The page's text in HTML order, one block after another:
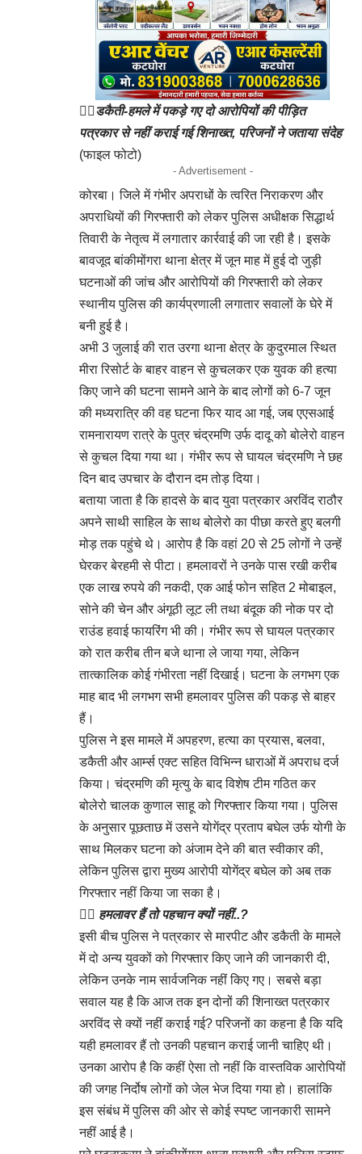
👉🏻डकैती-हमले में पकड़े गए दो आरोपियों की पीड़ित
पत्रकार से नहीं कराई गई शिनाख्त, परिजनों ने जताया संदेह
(फाइल फोटो)
- Advertisement -
कोरबा। जिले में गंभीर अपराधों के त्वरित निराकरण और
अपराधियों की गिरफ्तारी को लेकर पुलिस अधीक्षक सिद्धार्थ
तिवारी के नेतृत्व में लगातार कार्रवाई की जा रही है। इसके
बावजूद बांकीमोंगरा थाना क्षेत्र में जून माह में हुई दो जुड़ी
घटनाओं की जांच और आरोपियों की गिरफ्तारी को लेकर
स्थानीय पुलिस की कार्यप्रणाली लगातार सवालों के घेरे में
बनी हुई है।
अभी 3 जुलाई की रात उरगा थाना क्षेत्र के कुदुरमाल स्थित
मीरा रिसोर्ट के बाहर वाहन से कुचलकर एक युवक की हत्या
किए जाने की घटना सामने आने के बाद लोगों को 6-7 जून
की मध्यरात्रि की वह घटना फिर याद आ गई, जब एएसआई
रामनारायण रात्रे के पुत्र चंद्रमणि उर्फ दादू को बोलेरो वाहन
से कुचल दिया गया था। गंभीर रूप से घायल चंद्रमणि ने छह
दिन बाद उपचार के दौरान दम तोड़ दिया।
बताया जाता है कि हादसे के बाद युवा पत्रकार अरविंद राठौर
अपने साथी साहिल के साथ बोलेरो का पीछा करते हुए बलगी
मोड़ तक पहुंचे थे। आरोप है कि वहां 20 से 25 लोगों ने उन्हें
घेरकर बेरहमी से पीटा। हमलावरों ने उनके पास रखी करीब
एक लाख रुपये की नकदी, एक आई फोन सहित 2 मोबाइल,
सोने की चेन और अंगूठी लूट ली तथा बंदूक की नोक पर दो
राउंड हवाई फायरिंग भी की। गंभीर रूप से घायल पत्रकार
को रात करीब तीन बजे थाना ले जाया गया, लेकिन
तात्कालिक कोई गंभीरता नहीं दिखाई। घटना के लगभग एक
माह बाद भी लगभग सभी हमलावर पुलिस की पकड़ से बाहर
हैं।
पुलिस ने इस मामले में अपहरण, हत्या का प्रयास, बलवा,
डकैती और आर्म्स एक्ट सहित विभिन्न धाराओं में अपराध दर्ज
किया। चंद्रमणि की मृत्यु के बाद विशेष टीम गठित कर
बोलेरो चालक कुणाल साहू को गिरफ्तार किया गया। पुलिस
के अनुसार पूछताछ में उसने योगेंद्र प्रताप बघेल उर्फ योगी के
साथ मिलकर घटना को अंजाम देने की बात स्वीकार की,
लेकिन पुलिस द्वारा मुख्य आरोपी योगेंद्र बघेल को अब तक
गिरफ्तार नहीं किया जा सका है।
👉🏻 हमलावर हैं तो पहचान क्यों नहीं..?
इसी बीच पुलिस ने पत्रकार से मारपीट और डकैती के मामले
में दो अन्य युवकों को गिरफ्तार किए जाने की जानकारी दी,
लेकिन उनके नाम सार्वजनिक नहीं किए गए। सबसे बड़ा
सवाल यह है कि आज तक इन दोनों की शिनाख्त पत्रकार
अरविंद से क्यों नहीं कराई गई? परिजनों का कहना है कि यदि
यही हमलावर हैं तो उनकी पहचान कराई जानी चाहिए थी।
उनका आरोप है कि कहीं ऐसा तो नहीं कि वास्तविक आरोपियों
की जगह निर्दोष लोगों को जेल भेज दिया गया हो। हालांकि
इस संबंध में पुलिस की ओर से कोई स्पष्ट जानकारी सामने
नहीं आई है।